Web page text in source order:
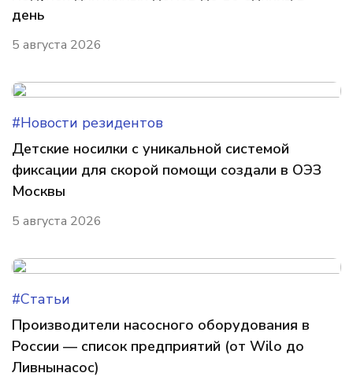
день
5 августа 2026
#Новости резидентов
Детские носилки с уникальной системой
фиксации для скорой помощи создали в ОЭЗ
Москвы
5 августа 2026
#Статьи
Производители насосного оборудования в
России — список предприятий (от Wilo до
Ливнынасос)